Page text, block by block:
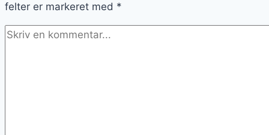
felter er markeret med *